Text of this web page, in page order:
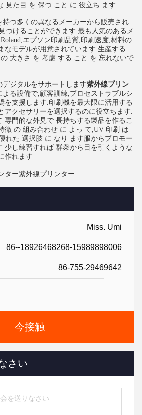
Miss. Umi
86--18926468268-15989898006
86-755-29469642
今接触
さい
見た目 を 保つ こと に 役立ち ます.
持つ多くの異なるメーカーから販売され
つけることができます.最も人気のあるメ
エプソン印刷品質,印刷速度,材料の
なモデルが用意されています.生産する
大きさ を 考慮 する こと を 忘れないで
デジタルをサポートします紫外線プリン
よる設備で,顧客訓練,プロセストラブルシ
を支援します.印刷機を最大限に活用する
アクセサリーを選択するのに役立ちます.
専門的な外見で 長持ちする製品を作るこ
徴 の 組み合わせ に よっ て,UV 印刷 は
れた 選択肢 に なり ます服からプロモー
少し練習すれば 群衆から目を引くような
作れます
ター紫外線プリンター